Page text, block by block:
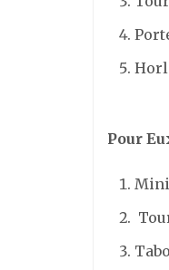
Pour
Mini